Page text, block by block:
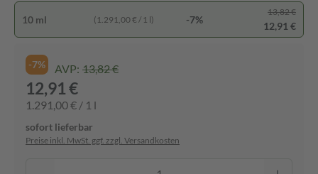
10 ml (1.291,00 € / 1 l) -7%
13,82 €
12,91 €
-7% AVP: 13,82 €
12,91 €
1.291,00 € / 1 l
sofort lieferbar
Preise inkl. MwSt. ggf. zzgl. Versandkosten